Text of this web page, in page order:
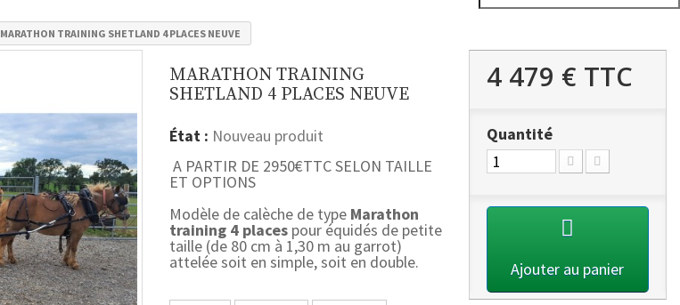
MARATHON TRAINING SHETLAND 4 PLACES NEUVE
MARATHON TRAINING
SHETLAND 4 PLACES NEUVE
État : Nouveau produit
A PARTIR DE 2950€TTC SELON TAILLE
ET OPTIONS
Modèle de calèche de type Marathon
training 4 places pour équidés de petite
taille (de 80 cm à 1,30 m au garrot)
attelée soit en simple, soit en double.
4 479 € TTC
Quantité
Ajouter au panier